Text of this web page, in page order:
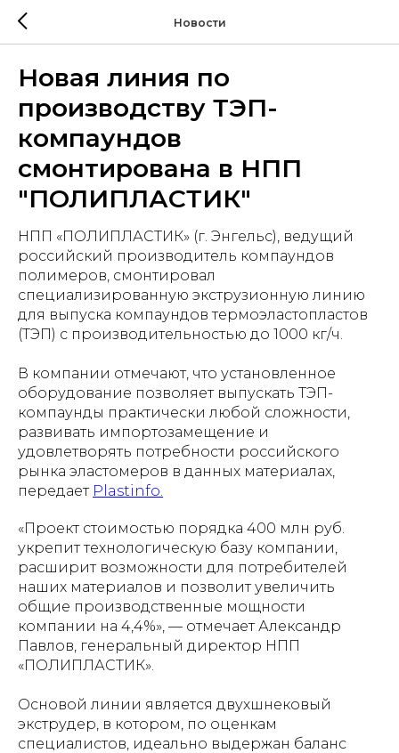
Новости
Новая линия по
производству ТЭП-
компаундов
смонтирована в НПП
"ПОЛИПЛАСТИК"
НПП «ПОЛИПЛАСТИК» (г. Энгельс), ведущий
российский производитель компаундов
полимеров, смонтировал
специализированную экструзионную линию
для выпуска компаундов термоэластопластов
(ТЭП) с производительностью до 1000 кг/ч.
В компании отмечают, что установленное
оборудование позволяет выпускать ТЭП-
компаунды практически любой сложности,
развивать импортозамещение и
удовлетворять потребности российского
рынка эластомеров в данных материалах,
передает Рlastinfo.
«Проект стоимостью порядка 400 млн руб.
укрепит технологическую базу компании,
расширит возможности для потребителей
наших материалов и позволит увеличить
общие производственные мощности
компании на 4,4%», — отмечает Александр
Павлов, генеральный директор НПП
«ПОЛИПЛАСТИК».
Основой линии является двухшнековый
экструдер, в котором, по оценкам
специалистов, идеально выдержан баланс